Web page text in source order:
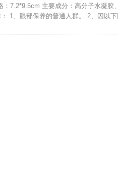
：7.2*9.5cm 主要成分：高分子水凝
1、眼部保养的普通人群。 2、因以